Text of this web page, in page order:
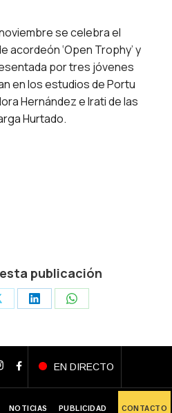
se celebra el
acordeón ‘Open Trophy’ y
por tres jóvenes
en los estudios de Portu
Hernández e Irati de las
Hurtado.
publicación
Share
LinkedIn
Share
WhatsApp
EN DIRECTO
NOTICIAS PUBLICIDAD CONTACTO